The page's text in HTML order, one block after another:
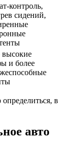
контроль,
сидений,
высокие
и более
в
авто